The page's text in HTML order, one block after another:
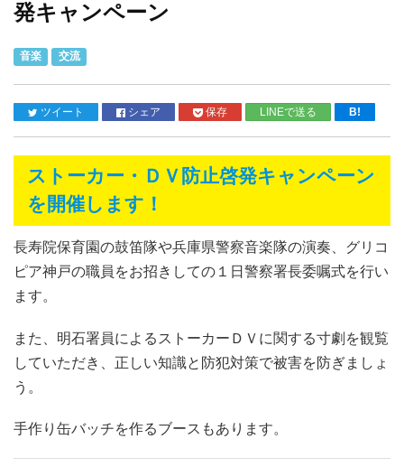
発キャンペーン
音楽 交流
ツイート シェア 保存 LINEで送る B!
ストーカー・ＤＶ防止啓発キャンペーン
を開催します！
長寿院保育園の鼓笛隊や兵庫県警察音楽隊の演奏、グリコ
ピア神戸の職員をお招きしての１日警察署長委嘱式を行い
ます。
また、明石署員によるストーカーＤＶに関する寸劇を観覧
していただき、正しい知識と防犯対策で被害を防ぎましょ
う。
手作り缶バッチを作るブースもあります。